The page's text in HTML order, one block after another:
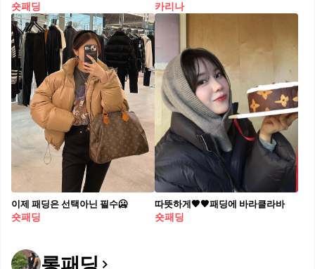
숏패딩
카리나
이제 패딩은 선택아닌 필수🥶
숏패딩
따뜻하게🤎🖤패딩에 바라클라바
숏패딩
롱패딩